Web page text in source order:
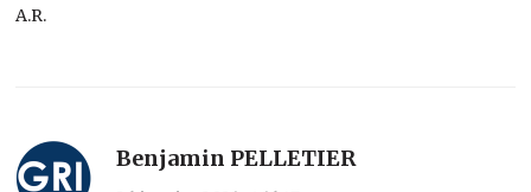
A.R.
Benjamin PELLETIER